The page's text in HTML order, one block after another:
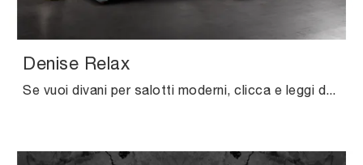
Denise Relax
Se vuoi divani per salotti moderni, clicca e leggi di più sul modello Denise Relax in tessuto della firma Excò.